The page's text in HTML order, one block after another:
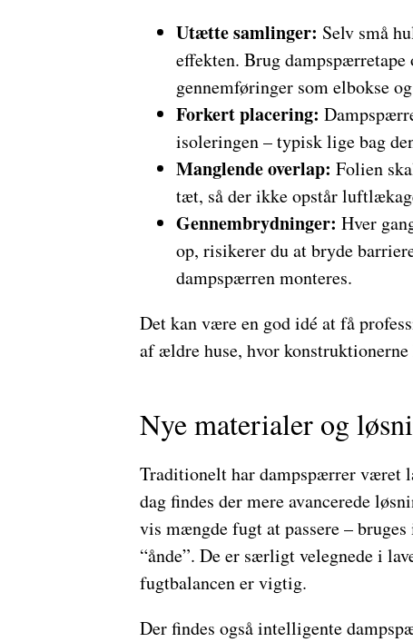
Utætte samlinger: Selv små
effekten. Brug
gennemføringer som elbokse
Forkert placering:
isoleringen – typisk lige bag
Manglende overlap: Folien
tæt, så der ikke opstår
Gennembrydninger: Hver
op, risikerer du at bryde
dampspærren monteres.
Det kan være en god idé at få
af ældre huse, hvor
Nye materialer og
Traditionelt har dampspærrer været
dag findes der mere avancerede
vis mængde fugt at passere –
“ånde”. De er særligt velegnede i
fugtbalancen er vigtig.
Der findes også intelligente